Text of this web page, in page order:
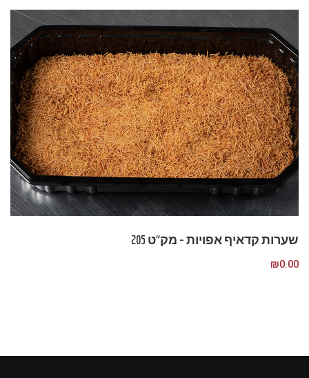
שערות קדאיף אפויות – מק”ט 205
₪0.00